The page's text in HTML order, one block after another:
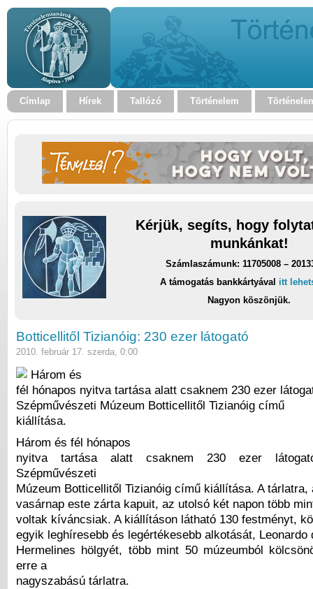
Címlap Hírek Tallózó Történelem
Kérjük, segíts, hogy
munkánkat!
Számlaszámunk: 11705008 –
A támogatás bankkártyával itt
Nagyon köszönjük.
Botticellitől Tizianóig: 230 ezer látogató
2010. február 17. szerda, 0:00
Három és
fél hónapos nyitva tartása alatt csaknem 230 ezer
Szépművészeti Múzeum Botticellitől Tizianóig című
kiállítása.
Három és fél hónapos
nyitva tartása alatt csaknem 230 ezer
Szépművészeti
Múzeum Botticellitől Tizianóig című kiállítása. A tárlatra,
vasárnap este zárta kapuit, az utolsó két napon több
voltak kíváncsiak. A kiállításon látható 130 festményt,
egyik leghíresebb és legértékesebb alkotását, Leonardo
Hermelines hölgyét, több mint 50 múzeumból
erre a
nagyszabású tárlatra.